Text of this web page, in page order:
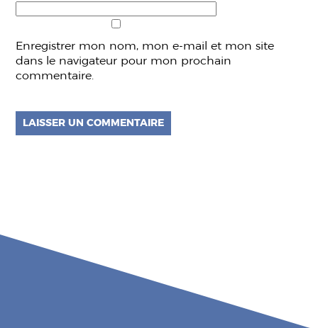
Enregistrer mon nom, mon e-mail et mon site
dans le navigateur pour mon prochain
commentaire.